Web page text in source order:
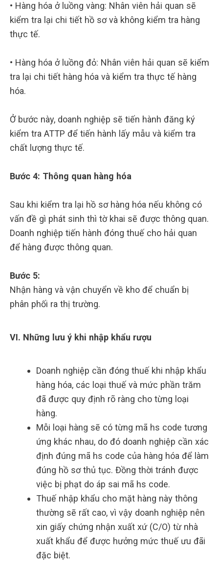
• Hàng hóa ở luồng vàng: Nhân viên hải quan sẽ
kiểm tra lại chi tiết hồ sơ và không kiểm tra hàng
thực tế.
• Hàng hóa ở luồng đỏ: Nhân viên hải quan sẽ kiểm
tra lại chi tiết hàng hóa và kiểm tra thực tế hàng
hóa.
Ở bước này, doanh nghiệp sẽ tiến hành đăng ký
kiểm tra ATTP để tiến hành lấy mẫu và kiểm tra
chất lượng thực tế.
Bước 4: Thông quan hàng hóa
Sau khi kiểm tra lại hồ sơ hàng hóa nếu không có
vấn đề gì phát sinh thì tờ khai sẽ được thông quan.
Doanh nghiệp tiến hành đóng thuế cho hải quan
để hàng được thông quan.
Bước 5:
Nhận hàng và vận chuyển về kho để chuẩn bị
phân phối ra thị trường.
VI. Những lưu ý khi nhập khẩu rượu
Doanh nghiệp cần đóng thuế khi nhập khẩu
hàng hóa, các loại thuế và mức phần trăm
đã được quy định rõ ràng cho từng loại
hàng.
Mỗi loại hàng sẽ có từng mã hs code tương
ứng khác nhau, do đó doanh nghiệp cần xác
định đúng mã hs code của hàng hóa để làm
đúng hồ sơ thủ tục. Đồng thời tránh được
việc bị phạt do áp sai mã hs code.
Thuế nhập khẩu cho mặt hàng này thông
thường sẽ rất cao, vì vậy doanh nghiệp nên
xin giấy chứng nhận xuất xứ (C/O) từ nhà
xuất khẩu để được hưởng mức thuế ưu đãi
đặc biệt.